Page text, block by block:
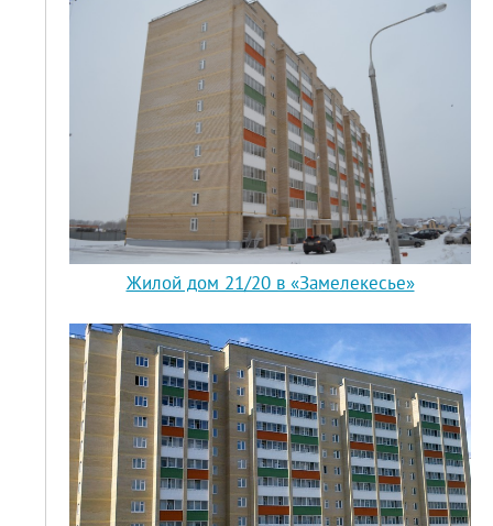
Жилой дом 21/20 в «Замелекесье»